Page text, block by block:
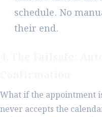
schedule. No
their end.
What if the appointment
never accepts the